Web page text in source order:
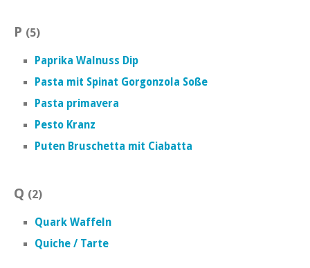
P (5)
Paprika Walnuss Dip
Pasta mit Spinat Gorgonzola Soße
Pasta primavera
Pesto Kranz
Puten Bruschetta mit Ciabatta
Q (2)
Quark Waffeln
Quiche / Tarte